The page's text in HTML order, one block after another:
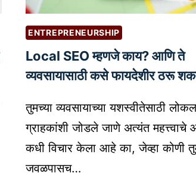
ENTREPRENEURSHIP
Local SEO म्हणजे काय? आणि ते
व्यवसायासाठी कसे फायदेशीर ठरू
तुमच्या व्यवसायाच्या यशस्वीतेसाठी लोकल
ग्राहकांशी जोडले जाणे अत्यंत महत्त्वाचे
कधी विचार केला आहे का, जेव्हा कोणी
जवळपासच…